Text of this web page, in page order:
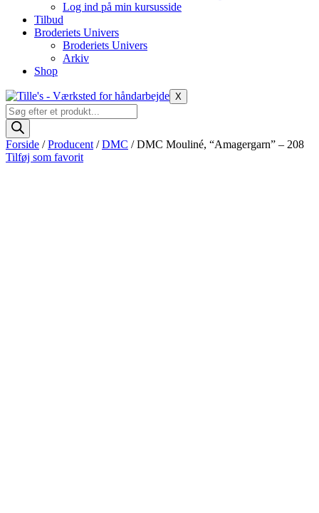
Log ind på min kursusside
Tilbud
Broderiets Univers
Broderiets Univers
Arkiv
Shop
X
Products
search
Forside /Producent /DMC / DMC Mouliné, “Amagergarn” – 208
Tilføj som favorit